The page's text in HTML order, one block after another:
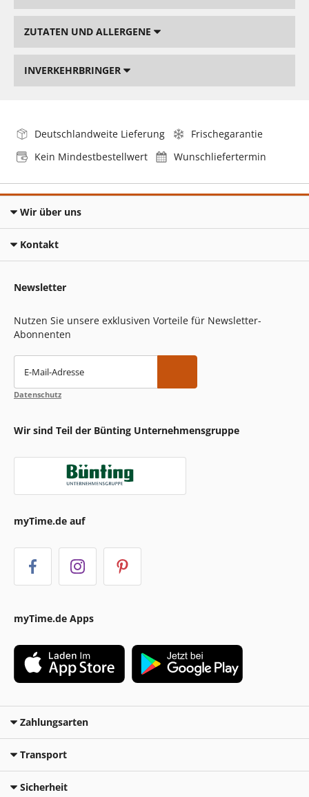
ZUTATEN UND ALLERGENE
INVERKEHRBRINGER
Deutschlandweite Lieferung
Frischegarantie
Kein Mindestbestellwert
Wunschliefertermin
Wir über uns
Kontakt
Newsletter
Nutzen Sie unsere exklusiven Vorteile für Newsletter-
Abonnenten
E-Mail-Adresse
Datenschutz
Wir sind Teil der Bünting Unternehmensgruppe
myTime.de auf
myTime.de Apps
Zahlungsarten
Transport
Sicherheit